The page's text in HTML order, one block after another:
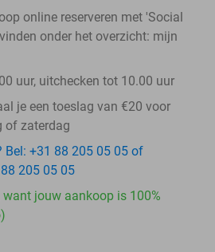
online reserveren met 'Social
onder het overzicht: mijn
uur, uitchecken tot 10.00 uur
je een toeslag van €20 voor
of zaterdag
Bel: +31 88 205 05 05 of
205 05 05
want jouw aankoop is 100%